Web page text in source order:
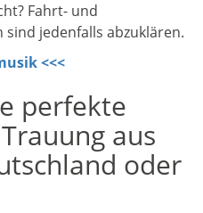
Fahrt- und
jedenfalls abzuklären.
<<<
perfekte
aus
oder